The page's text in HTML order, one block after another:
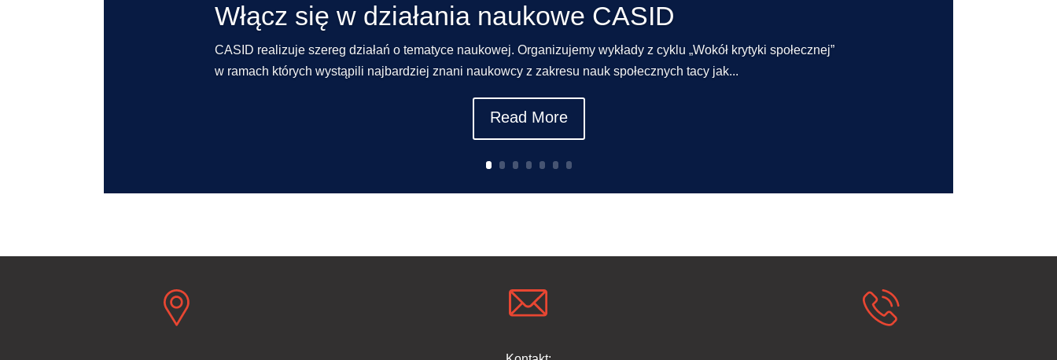
Włącz się w działania naukowe CASID
CASID realizuje szereg działań o tematyce naukowej. Organizujemy wykłady z cyklu „Wokół krytyki społecznej”
w ramach których wystąpili najbardziej znani naukowcy z zakresu nauk społecznych tacy jak...
Read More